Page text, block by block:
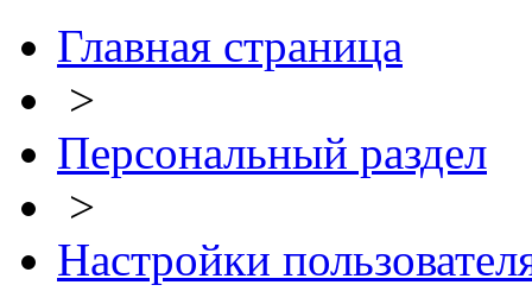
Главная страница
>
Персональный раздел
>
Настройки